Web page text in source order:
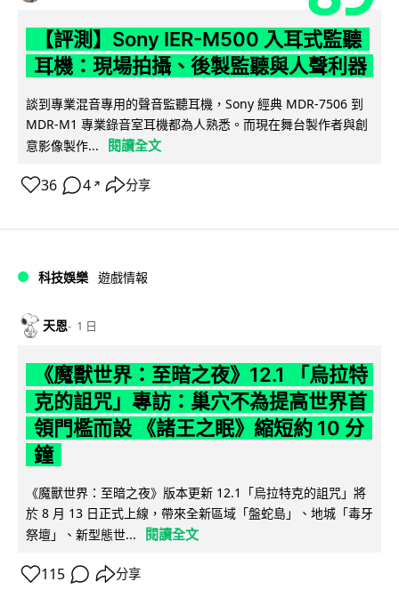
【評測】Sony IER-M500 入耳式監聽
耳機：現場拍攝、後製監聽與人聲利器
談到專業混音專用的聲音監聽耳機，Sony 經典 MDR-7506 到
MDR-M1 專業錄音室耳機都為人熟悉。而現在舞台製作者與創
意影像製作...
閱讀全文
36 4 ↗ 分享
科技娛樂 遊戲情報
天恩 1 日
《魔獸世界：至暗之夜》12.1 「烏拉特
克的詛咒」專訪：巢穴不為提高世界首
領門檻而設 《諸王之眠》縮短約 10 分
鐘
《魔獸世界：至暗之夜》版本更新 12.1「烏拉特克的詛咒」將
於 8 月 13 日正式上線，帶來全新區域「盤蛇島」、地城「毒牙
祭壇」、新型態世...
閱讀全文
115 分享